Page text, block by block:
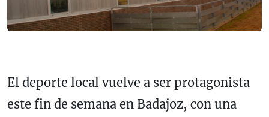
El deporte local vuelve a ser protagonista
este fin de semana en Badajoz, con una